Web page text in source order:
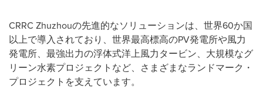
CRRC Zhuzhouの先進的なソリューションは、世界60か国
以上で導入されており、世界最高標高のPV発電所や風力
発電所、最強出力の浮体式洋上風力タービン、大規模なグ
リーン水素プロジェクトなど、さまざまなランドマーク・
プロジェクトを支えています。